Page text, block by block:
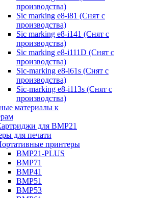
производства)
Sic marking e8-i81 (Снят с
производства)
Sic marking e8-i141 (Снят с
производства)
Sic marking e8-i111D (Снят с
производства)
Sic-marking e8-i61s (Снят с
производства)
Sic-marking e8-i113s (Снят с
производства)
материалы к
для BMP21
для печати
принтеры
BMP21-PLUS
BMP71
BMP41
BMP51
BMP53